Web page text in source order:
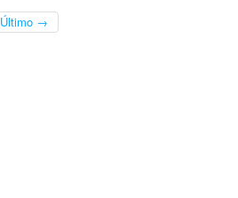
Último →